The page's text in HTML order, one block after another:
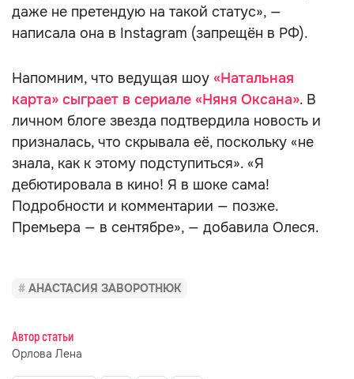
даже не претендую на такой статус», —
написала она в Instagram (запрещён в РФ).
Напомним, что ведущая шоу «Натальная
карта» сыграет в сериале «Няня Оксана». В
личном блоге звезда подтвердила новость и
призналась, что скрывала её, поскольку «не
знала, как к этому подступиться». «Я
дебютировала в кино! Я в шоке сама!
Подробности и комментарии — позже.
Премьера — в сентябре», — добавила Олеся.
АНАСТАСИЯ ЗАВОРОТНЮК
Автор статьи
Орлова Лена